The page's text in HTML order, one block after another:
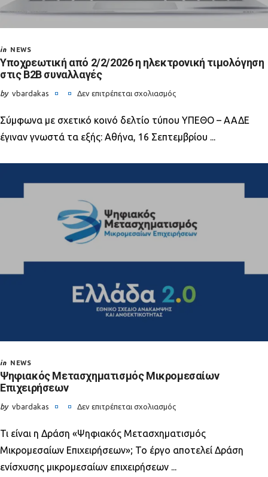
in NEWS
Υποχρεωτική από 2/2/2026 η ηλεκτρονική τιμολόγηση
στις Β2Β συναλλαγές
by vbardakas
Δεν επιτρέπεται σχολιασμός
Υποχρεωτική
από
2/2/2026
τιμολόγηση
συναλλαγές
Σύμφωνα με σχετικό κοινό δελτίο τύπου ΥΠΕΘΟ – ΑΑΔΕ
έγιναν γνωστά τα εξής: Αθήνα, 16 Σεπτεμβρίου ...
in NEWS
Ψηφιακός Μετασχηματισμός Μικρομεσαίων
Επιχειρήσεων
by vbardakas
Δεν επιτρέπεται σχολιασμός
Ψηφιακός
Μετασχηματισμός
Επιχειρήσεων
Τι είναι η Δράση «Ψηφιακός Μετασχηματισμός
Μικρομεσαίων Επιχειρήσεων»; Το έργο αποτελεί Δράση
ενίσχυσης μικρομεσαίων επιχειρήσεων ...